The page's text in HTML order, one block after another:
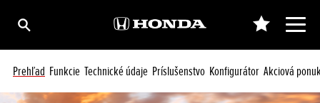
Prehľad Funkcie Technické údaje Príslušenstvo Konfigurátor Akciová